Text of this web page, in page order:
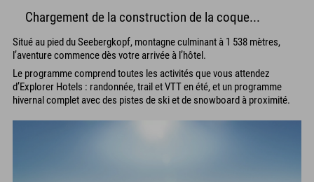
Chargement de la construction de la coque...
Situé au pied du Seebergkopf, montagne culminant à 1 538 mètres,
l’aventure commence dès votre arrivée à l’hôtel.
Le programme comprend toutes les activités que vous attendez
d’Explorer Hotels : randonnée, trail et VTT en été, et un programme
hivernal complet avec des pistes de ski et de snowboard à proximité.